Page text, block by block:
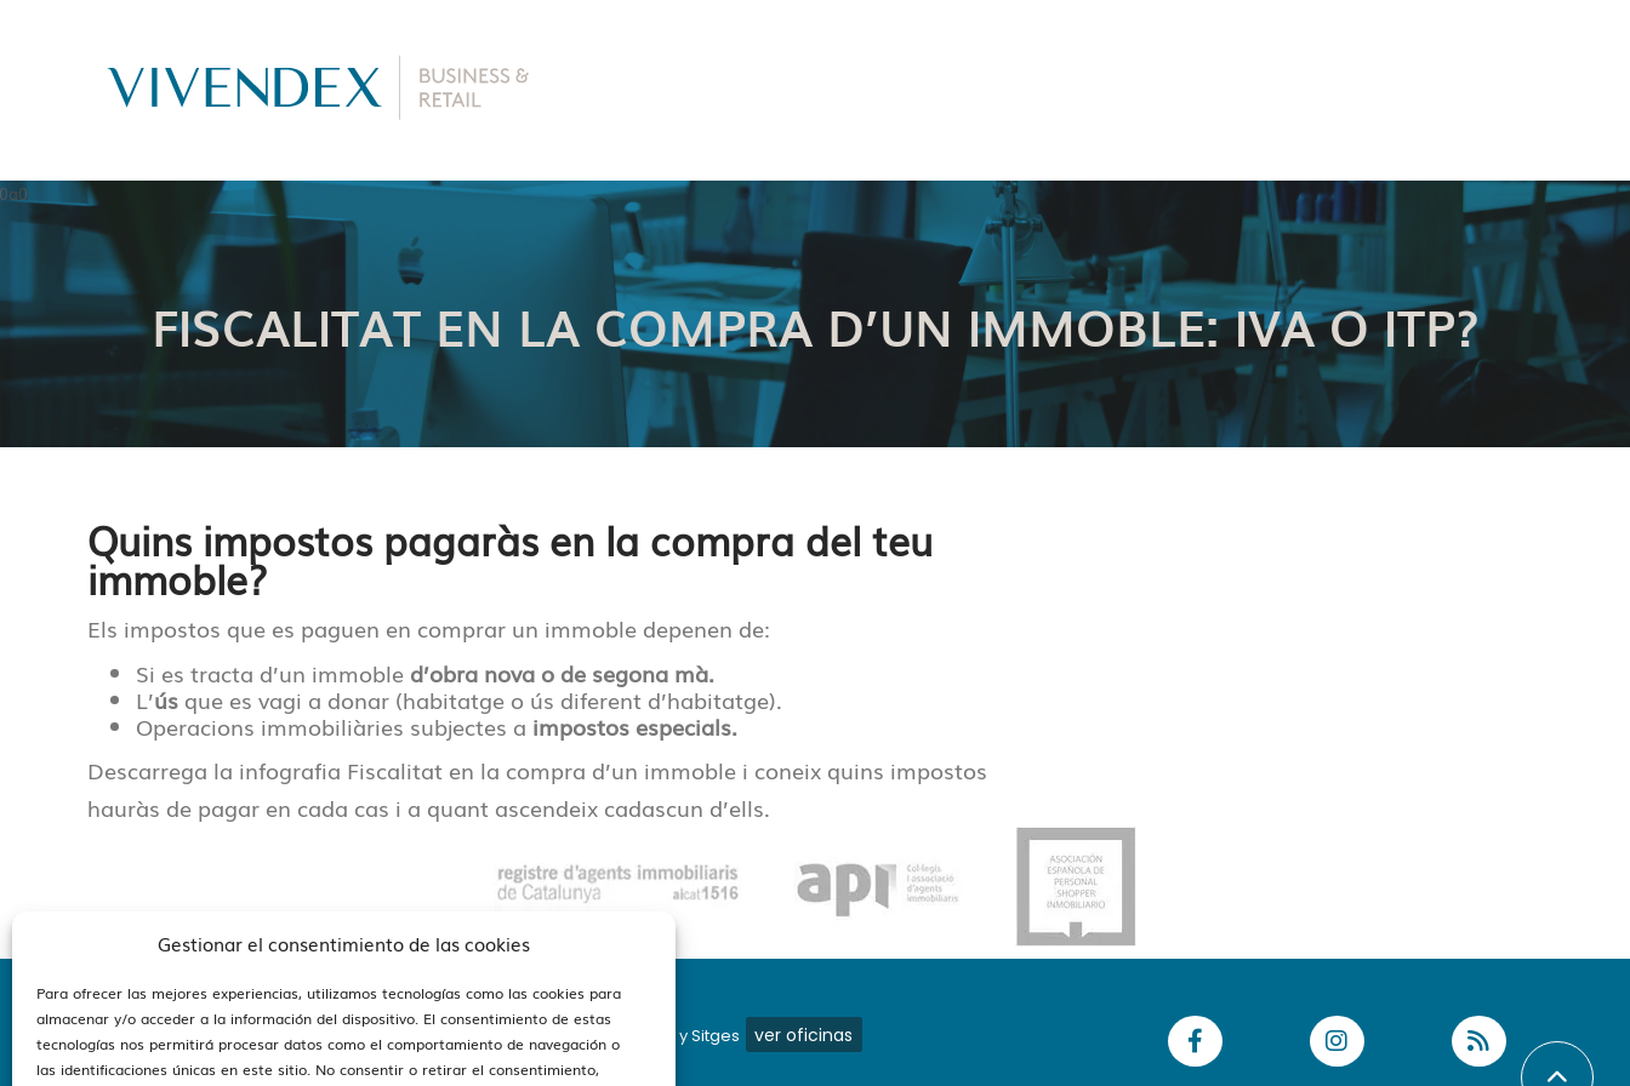
Gestionar el consentimiento de las cookies
Para ofrecer las mejores experiencias, utilizamos tecnologías como las cookies para
almacenar y/o acceder a la información del dispositivo. El consentimiento de estas
tecnologías nos permitirá procesar datos como el comportamiento de navegación o
las identificaciones únicas en este sitio. No consentir o retirar el consentimiento,
FISCALITAT EN LA COMPRA D’UN IMMOBLE: IVA O ITP?
Quins impostos pagaràs en la compra del teu
immoble?
Els impostos que es paguen en comprar un immoble depenen de:
Si es tracta d’un immoble d’obra nova o de segona mà.
L’ús que es vagi a donar (habitatge o ús diferent d’habitatge).
Operacions immobiliàries subjectes a impostos especials.
Descarrega la infografia Fiscalitat en la compra d’un immoble i coneix quins impostos
hauràs de pagar en cada cas i a quant ascendeix cadascun d’ells.
Estamos en Barcelona y Sitges ver oficinas